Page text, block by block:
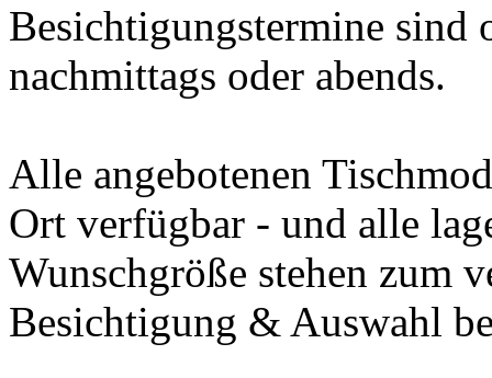
Besichtigungstermine
nachmittags oder abends.
Alle angebotenen
Ort verfügbar - und alle
Wunschgröße stehen zum
Besichtigung & Auswahl